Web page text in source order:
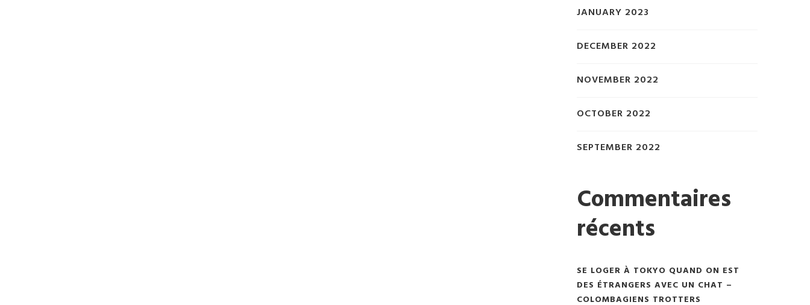
JANUARY 2023
DECEMBER 2022
NOVEMBER 2022
OCTOBER 2022
SEPTEMBER 2022
Commentaires
récents
SE LOGER À TOKYO QUAND ON EST
DES ÉTRANGERS AVEC UN CHAT –
COLOMBAGIENS TROTTERS